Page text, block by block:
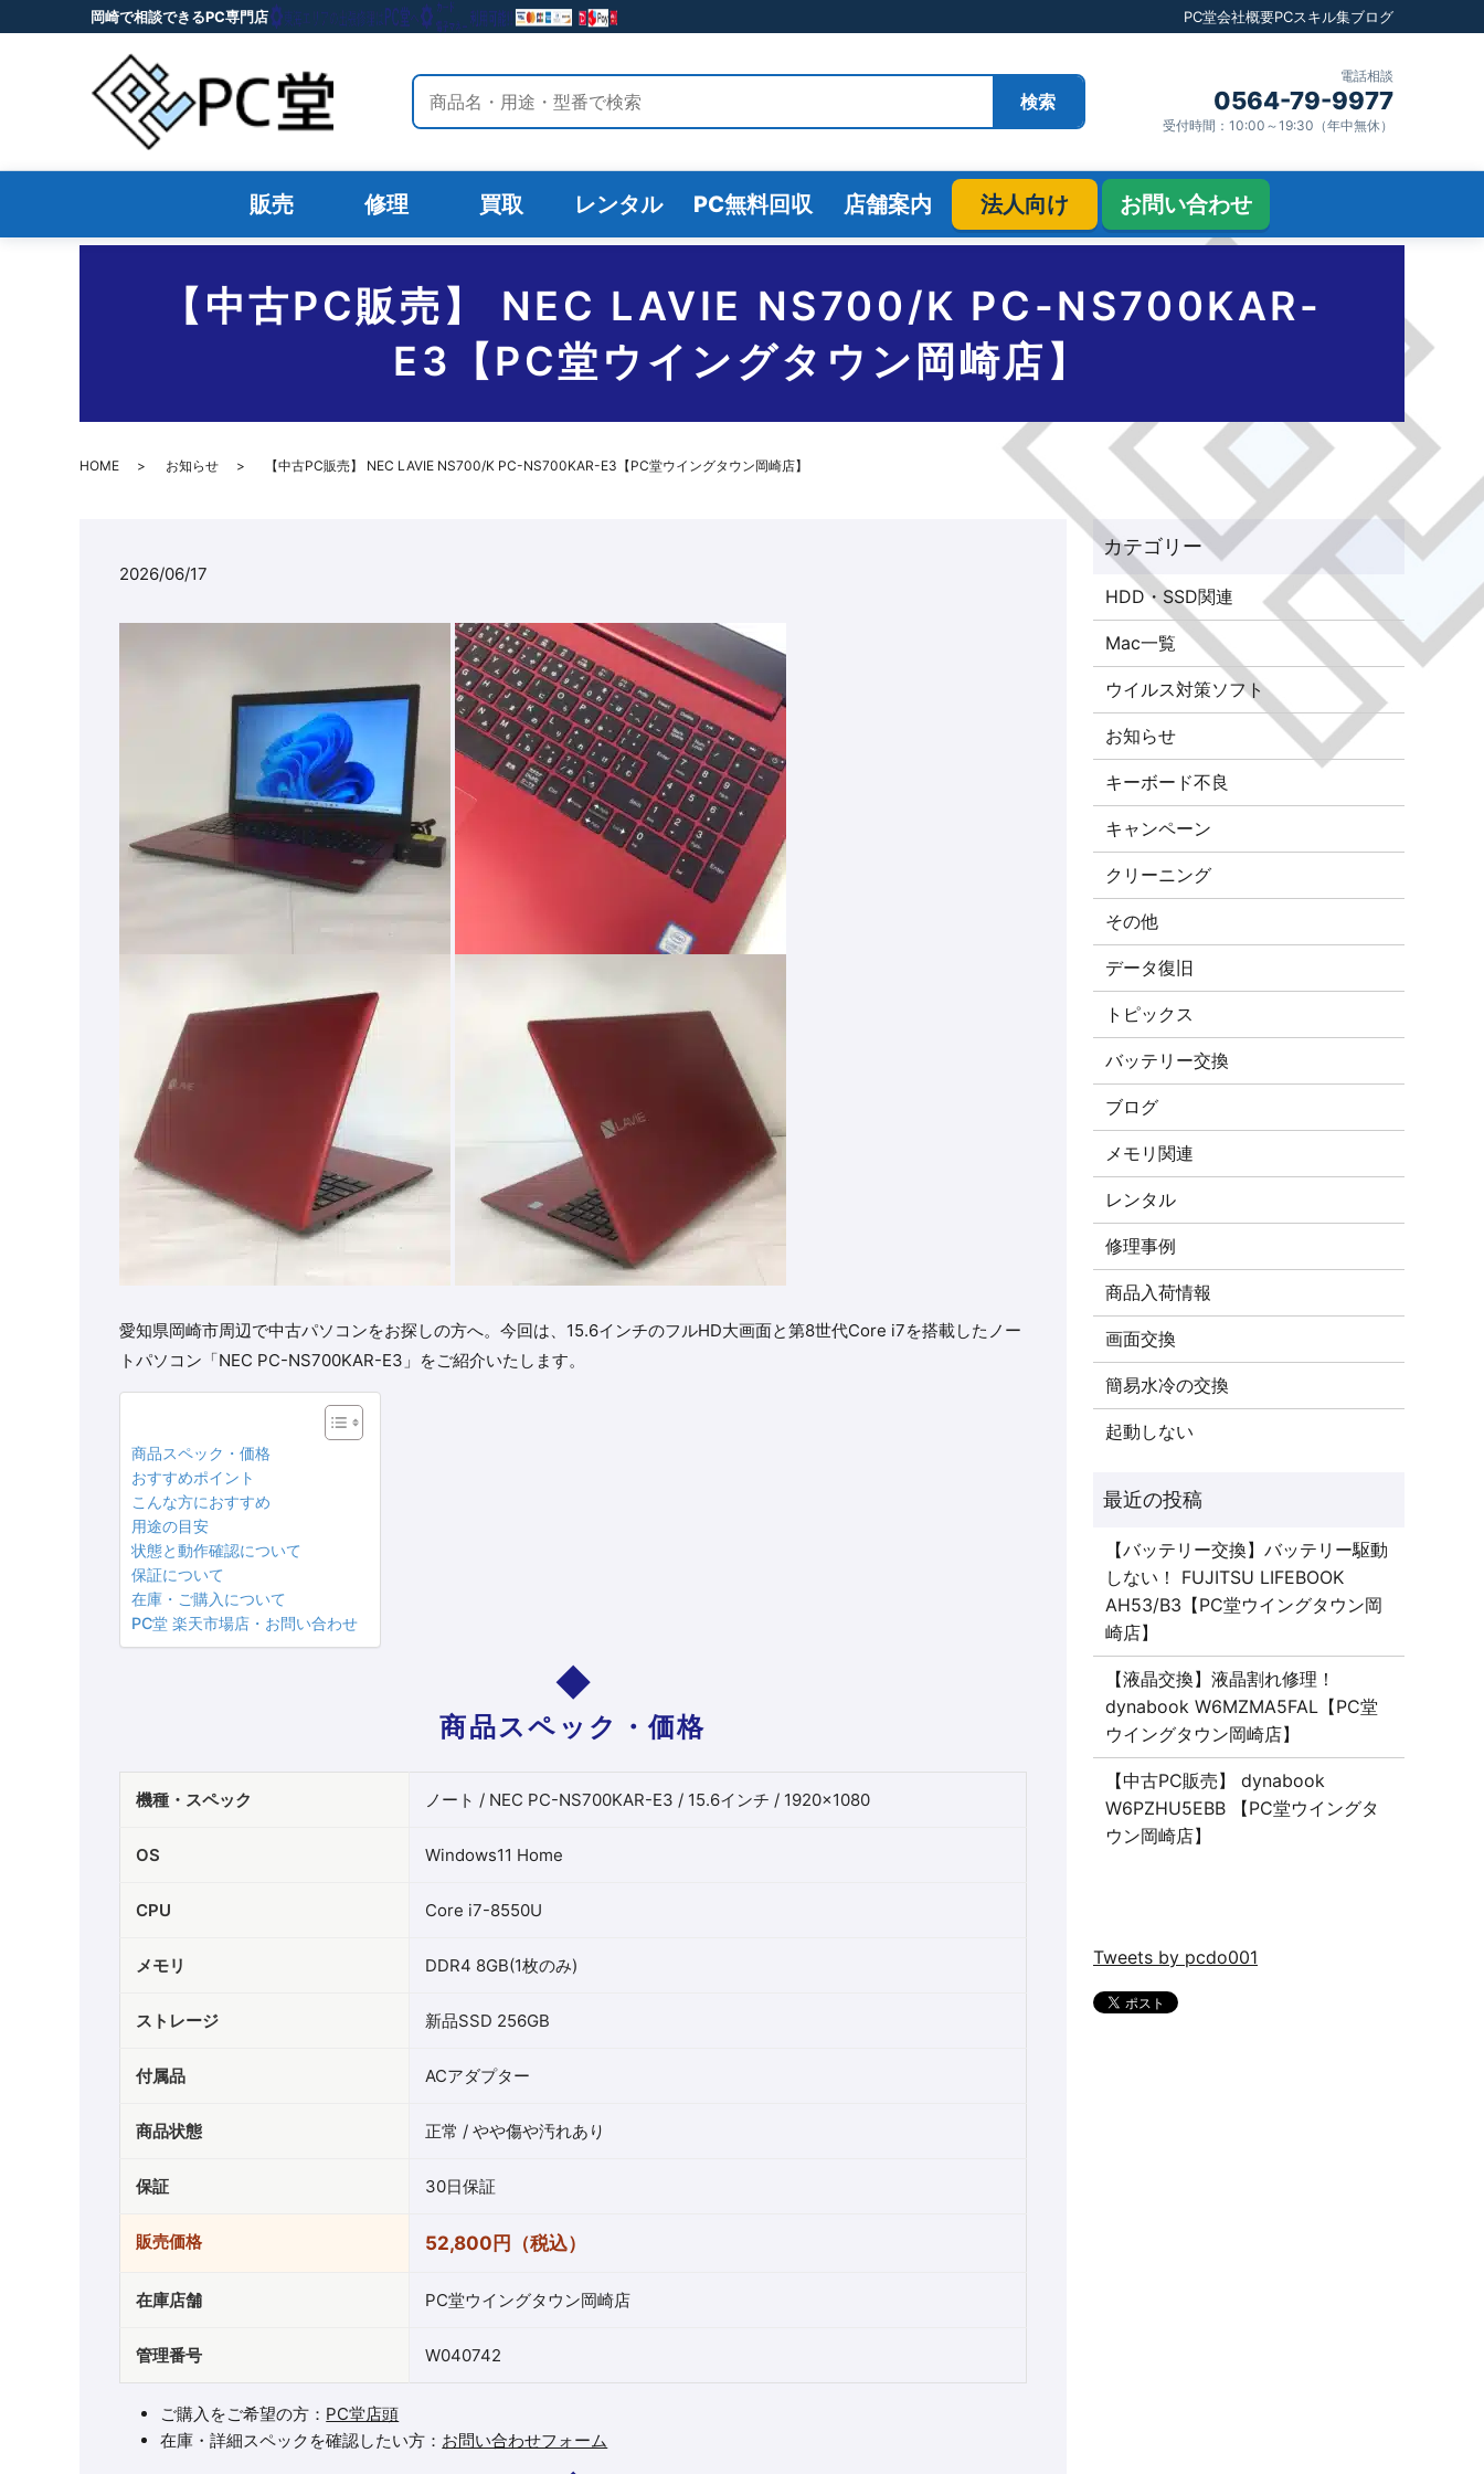
岡崎で相談できるPC専門店 PC堂会社概要PCスキル集ブログ
サイト内検索
検索
電話相談
0564-79-9977
受付時間：10:00～19:30（年中無休）
販売 修理 買取 レンタル PC無料回収 店舗案内 法人向け お問い合わせ
【中古PC販売】 NEC LAVIE NS700/K PC-NS700KAR-
E3【PC堂ウイングタウン岡崎店】
HOME お知らせ 【中古PC販売】 NEC LAVIE NS700/K PC-NS700KAR-E3【PC堂ウイングタウン岡崎店】
2026/06/17
愛知県岡崎市周辺で中古パソコンをお探しの方へ。今回は、15.6インチのフルHD大画面と第8世代Core i7を搭載したノー
トパソコン「NEC PC-NS700KAR-E3」をご紹介いたします。
商品スペック・価格
おすすめポイント
こんな方におすすめ
用途の目安
状態と動作確認について
保証について
在庫・ご購入について
PC堂 楽天市場店・お問い合わせ
商品スペック・価格
機種・スペック ノート / NEC PC-NS700KAR-E3 / 15.6インチ / 1920×1080
OS Windows11 Home
CPU Core i7-8550U
メモリ DDR4 8GB(1枚のみ)
ストレージ 新品SSD 256GB
付属品 ACアダプター
商品状態 正常 / やや傷や汚れあり
保証 30日保証
販売価格 52,800円（税込）
在庫店舗 PC堂ウイングタウン岡崎店
管理番号 W040742
ご購入をご希望の方： PC堂店頭
在庫・詳細スペックを確認したい方： お問い合わせフォーム
HDD・SSD関連
Mac一覧
ウイルス対策ソフト
お知らせ
キーボード不良
キャンペーン
クリーニング
その他
データ復旧
トピックス
バッテリー交換
ブログ
メモリ関連
レンタル
修理事例
商品入荷情報
画面交換
簡易水冷の交換
起動しない
【バッテリー交換】バッテリー駆動
しない！ FUJITSU LIFEBOOK
AH53/B3【PC堂ウイングタウン岡
崎店】
【液晶交換】液晶割れ修理！
dynabook W6MZMA5FAL【PC堂
ウイングタウン岡崎店】
【中古PC販売】 dynabook
W6PZHU5EBB 【PC堂ウイングタ
ウン岡崎店】
Tweets by pcdo001